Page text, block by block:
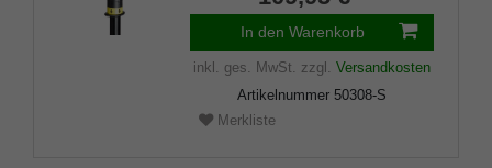
In den Warenkorb
inkl. ges. MwSt. zzgl. Versandkosten
Artikelnummer 50308-S
Merkliste